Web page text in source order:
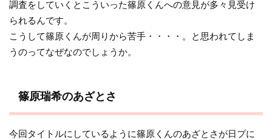
調査をしていくとこういった篠原くんへの意見が多々見受け
られるんです。
こうして篠原くんが周りから苦手・・・・。と思われてしま
うのってなぜなのでしょうか。
篠原瑞希のあざとさ
今回タイトルにしているように篠原くんのあざとさが日プに